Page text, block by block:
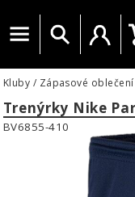
Menu Vyhledat
Kluby / Zápasové oblečení
Trenýrky Nike
BV6855-410